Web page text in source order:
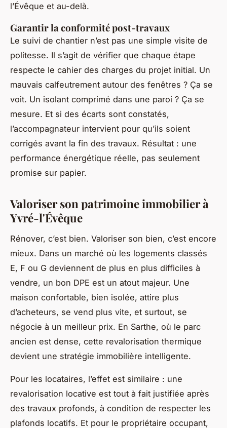
l’Évêque et au-delà.
Garantir la conformité post-travaux
Le suivi de chantier n’est pas une simple visite de
politesse. Il s’agit de vérifier que chaque étape
respecte le cahier des charges du projet initial. Un
mauvais calfeutrement autour des fenêtres ? Ça se
voit. Un isolant comprimé dans une paroi ? Ça se
mesure. Et si des écarts sont constatés,
l’accompagnateur intervient pour qu’ils soient
corrigés avant la fin des travaux. Résultat : une
performance énergétique réelle, pas seulement
promise sur papier.
Valoriser son patrimoine immobilier à
Yvré-l'Évêque
Rénover, c’est bien. Valoriser son bien, c’est encore
mieux. Dans un marché où les logements classés
E, F ou G deviennent de plus en plus difficiles à
vendre, un bon DPE est un atout majeur. Une
maison confortable, bien isolée, attire plus
d’acheteurs, se vend plus vite, et surtout, se
négocie à un meilleur prix. En Sarthe, où le parc
ancien est dense, cette revalorisation thermique
devient une stratégie immobilière intelligente.
Pour les locataires, l’effet est similaire : une
revalorisation locative est tout à fait justifiée après
des travaux profonds, à condition de respecter les
plafonds locatifs. Et pour le propriétaire occupant,